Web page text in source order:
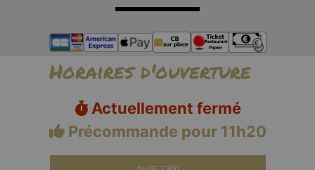
Horaires d'ouverture
Actuellement fermé
Précommande pour 11h20